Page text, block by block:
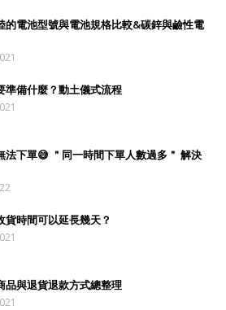
的電池型號與電池規格比較&碳鋅與鹼性電
準備什麼？動土儀式流程
法下單😅 ＂同一時間下單人數過多＂ 解決
貨時間可以延長幾天？
品與退貨退款方式總整理